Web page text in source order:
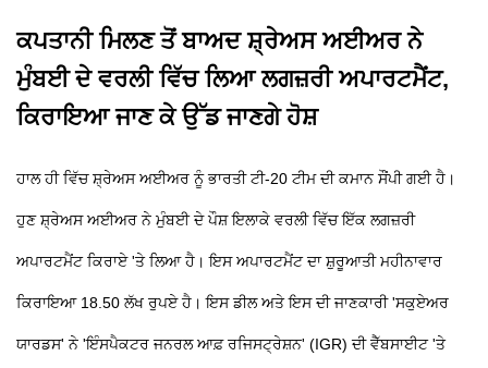
ਕਪਤਾਨੀ ਮਿਲਣ ਤੋਂ ਬਾਅਦ ਸ਼੍ਰੇਅਸ ਅਈਅਰ ਨੇ
ਮੁੰਬਈ ਦੇ ਵਰਲੀ ਵਿੱਚ ਲਿਆ ਲਗਜ਼ਰੀ ਅਪਾਰਟਮੈਂਟ,
ਕਿਰਾਇਆ ਜਾਣ ਕੇ ਉੱਡ ਜਾਣਗੇ ਹੋਸ਼
ਹਾਲ ਹੀ ਵਿੱਚ ਸ਼੍ਰੇਅਸ ਅਈਅਰ ਨੂੰ ਭਾਰਤੀ ਟੀ-20 ਟੀਮ ਦੀ ਕਮਾਨ ਸੌਂਪੀ ਗਈ ਹੈ।
ਹੁਣ ਸ਼੍ਰੇਅਸ ਅਈਅਰ ਨੇ ਮੁੰਬਈ ਦੇ ਪੌਸ਼ ਇਲਾਕੇ ਵਰਲੀ ਵਿੱਚ ਇੱਕ ਲਗਜ਼ਰੀ
ਅਪਾਰਟਮੈਂਟ ਕਿਰਾਏ 'ਤੇ ਲਿਆ ਹੈ। ਇਸ ਅਪਾਰਟਮੈਂਟ ਦਾ ਸ਼ੁਰੂਆਤੀ ਮਹੀਨਾਵਾਰ
ਕਿਰਾਇਆ 18.50 ਲੱਖ ਰੁਪਏ ਹੈ। ਇਸ ਡੀਲ ਅਤੇ ਇਸ ਦੀ ਜਾਣਕਾਰੀ 'ਸਕੁਏਅਰ
ਯਾਰਡਸ' ਨੇ 'ਇੰਸਪੈਕਟਰ ਜਨਰਲ ਆਫ਼ ਰਜਿਸਟ੍ਰੇਸ਼ਨ' (IGR) ਦੀ ਵੈੱਬਸਾਈਟ 'ਤੇ